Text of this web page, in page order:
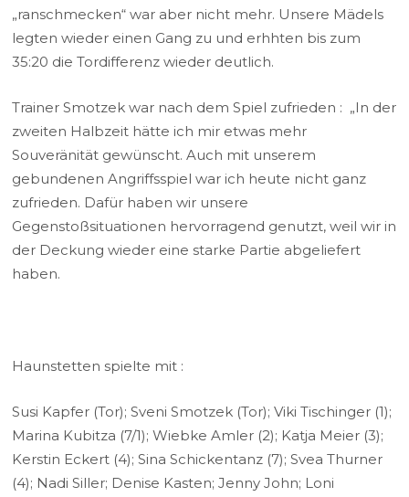
„ranschmecken“ war aber nicht mehr. Unsere Mädels
legten wieder einen Gang zu und erhhten bis zum
35:20 die Tordifferenz wieder deutlich.
Trainer Smotzek war nach dem Spiel zufrieden : „In der
zweiten Halbzeit hätte ich mir etwas mehr
Souveränität gewünscht. Auch mit unserem
gebundenen Angriffsspiel war ich heute nicht ganz
zufrieden. Dafür haben wir unsere
Gegenstoßsituationen hervorragend genutzt, weil wir in
der Deckung wieder eine starke Partie abgeliefert
haben.
Haunstetten spielte mit :
Susi Kapfer (Tor); Sveni Smotzek (Tor); Viki Tischinger (1);
Marina Kubitza (7/1); Wiebke Amler (2); Katja Meier (3);
Kerstin Eckert (4); Sina Schickentanz (7); Svea Thurner
(4); Nadi Siller; Denise Kasten; Jenny John; Loni